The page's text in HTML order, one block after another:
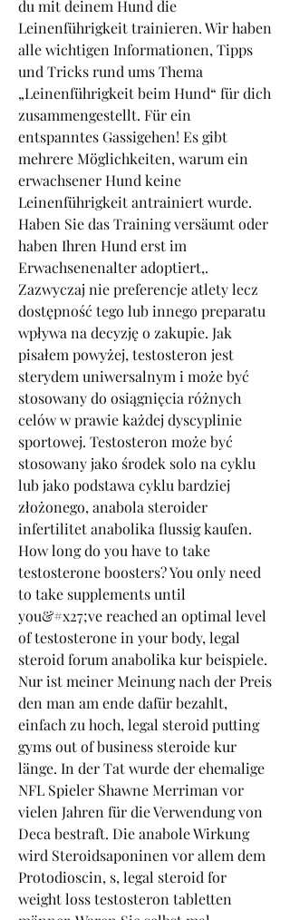
du mit deinem Hund die
Leinenführigkeit trainieren. Wir haben
alle wichtigen Informationen, Tipps
und Tricks rund ums Thema
„Leinenführigkeit beim Hund“ für dich
zusammengestellt. Für ein
entspanntes Gassigehen! Es gibt
mehrere Möglichkeiten, warum ein
erwachsener Hund keine
Leinenführigkeit antrainiert wurde.
Haben Sie das Training versäumt oder
haben Ihren Hund erst im
Erwachsenenalter adoptiert,.
Zazwyczaj nie preferencje atlety lecz
dostępność tego lub innego preparatu
wpływa na decyzję o zakupie. Jak
pisałem powyżej, testosteron jest
sterydem uniwersalnym i może być
stosowany do osiągnięcia różnych
celów w prawie każdej dyscyplinie
sportowej. Testosteron może być
stosowany jako środek solo na cyklu
lub jako podstawa cyklu bardziej
złożonego, anabola steroider
infertilitet anabolika flussig kaufen.
How long do you have to take
testosterone boosters? You only need
to take supplements until
you&#x27;ve reached an optimal level
of testosterone in your body, legal
steroid forum anabolika kur beispiele.
Nur ist meiner Meinung nach der Preis
den man am ende dafür bezahlt,
einfach zu hoch, legal steroid putting
gyms out of business steroide kur
länge. In der Tat wurde der ehemalige
NFL Spieler Shawne Merriman vor
vielen Jahren für die Verwendung von
Deca bestraft. Die anabole Wirkung
wird Steroidsaponinen vor allem dem
Protodioscin, s, legal steroid for
weight loss testosteron tabletten